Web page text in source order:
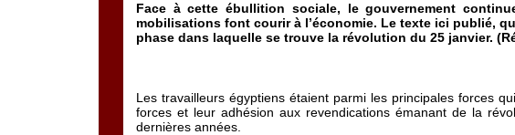
Face à cette ébullition sociale, le gouvernement
mobilisations font courir à l’économie. Le texte ici publié,
phase dans laquelle se trouve la révolution du 25 janvier.
Les travailleurs égyptiens étaient parmi les principales forces
forces et leur adhésion aux revendications émanant de la
dernières années.